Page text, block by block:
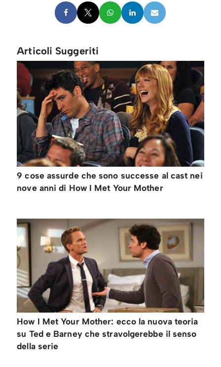
Articoli Suggeriti
9 cose assurde che sono successe al cast nei
nove anni di How I Met Your Mother
How I Met Your Mother: ecco la nuova teoria
su Ted e Barney che stravolgerebbe il senso
della serie